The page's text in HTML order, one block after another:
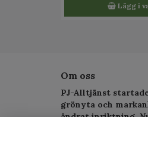
Lägg i
Om oss
PJ-Alltjänst
grönyta och
ändrat inriktning.